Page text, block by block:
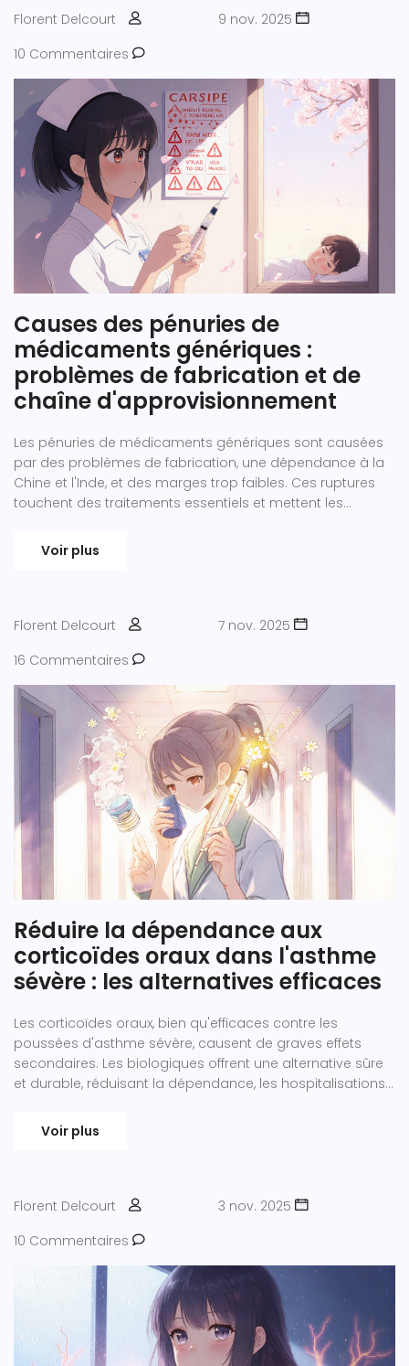
Florent Delcourt
9 nov. 2025
10 Commentaires
Causes des pénuries de
médicaments génériques :
problèmes de fabrication et de
chaîne d'approvisionnement
Les pénuries de médicaments génériques sont causées
par des problèmes de fabrication, une dépendance à la
Chine et l'Inde, et des marges trop faibles. Ces ruptures
touchent des traitements essentiels et mettent les
Voir plus
Florent Delcourt
7 nov. 2025
16 Commentaires
Réduire la dépendance aux
corticoïdes oraux dans l'asthme
sévère : les alternatives efficaces
Les corticoïdes oraux, bien qu'efficaces contre les
poussées d'asthme sévère, causent de graves effets
secondaires. Les biologiques offrent une alternative sûre
et durable, réduisant la dépendance, les hospitalisations
Voir plus
Florent Delcourt
3 nov. 2025
10 Commentaires